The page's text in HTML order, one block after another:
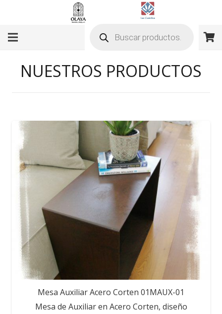
productos
NUESTROS PRODUCTOS
Mesa Auxiliar Acero Corten 01MAUX-01
Mesa de Auxiliar en Acero Corten, diseño